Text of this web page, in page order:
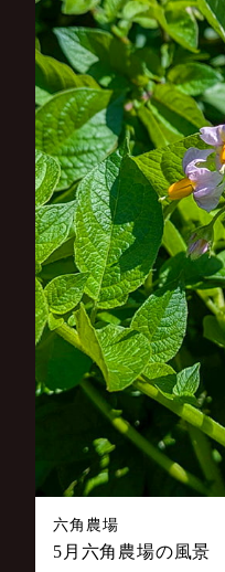
六角農場
5月六角農場の風景